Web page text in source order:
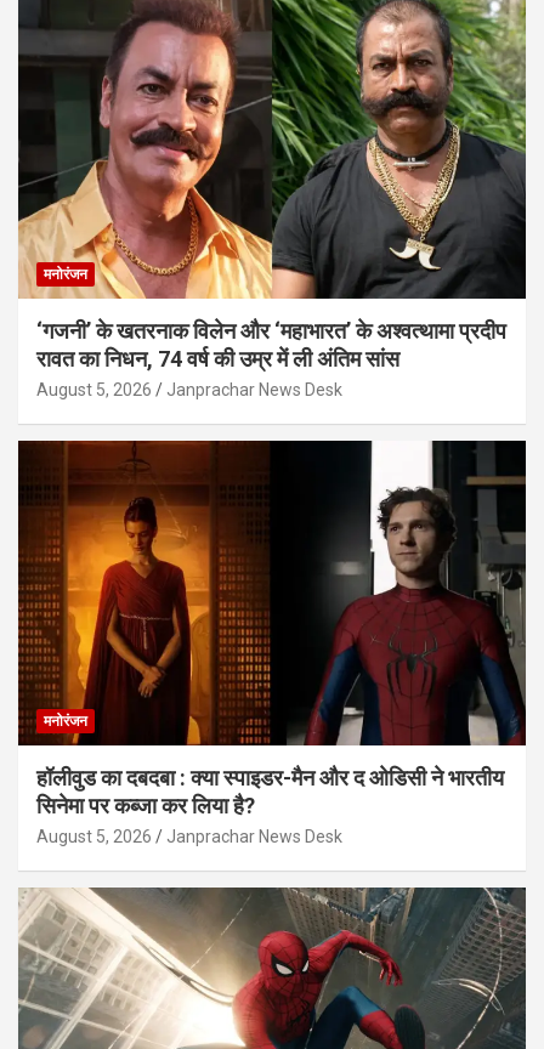
मनोरंजन
‘गजनी’ के खतरनाक विलेन और ‘महाभारत’ के अश्वत्थामा प्रदीप
रावत का निधन, 74 वर्ष की उम्र में ली अंतिम सांस
August 5, 2026 Janprachar News Desk
मनोरंजन
हॉलीवुड का दबदबा : क्या स्पाइडर-मैन और द ओडिसी ने भारतीय
सिनेमा पर कब्जा कर लिया है?
August 5, 2026 Janprachar News Desk